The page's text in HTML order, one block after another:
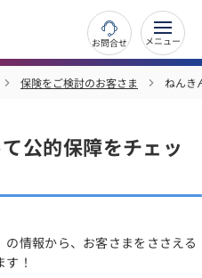
お問合せ
保険をご検討のお客さま ねんき
公的保障をチェッ
情報から、お客さまをささえる
！